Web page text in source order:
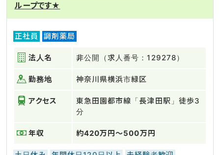
ループです★
正社員 調剤薬局
法人名 非公開（求人番号：129278）
勤務地 神奈川県横浜市緑区
アクセス
東急田園都市線「長津田駅」徒歩3
分
年収 約420万円～500万円